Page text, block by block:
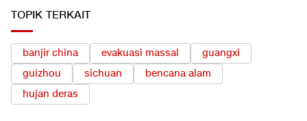
TOPIK TERKAIT
banjir china evakuasi massal
guangxi
guizhou
sichuan
bencana alam
hujan deras